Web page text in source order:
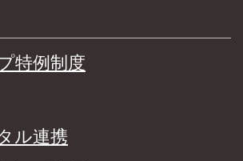
特例制度
ル連携